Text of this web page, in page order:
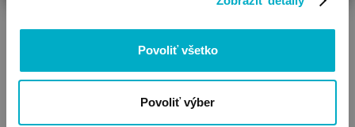
Povoliť všetko
Povoliť výber